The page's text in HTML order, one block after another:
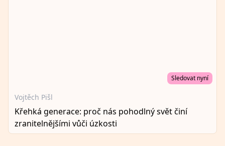
Sledovat nyní
Vojtěch Pišl
Křehká generace: proč nás pohodlný svět činí
zranitelnějšími vůči úzkosti